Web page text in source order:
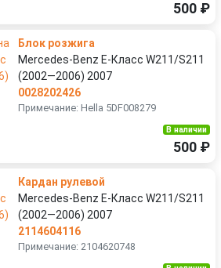
500 ₽
Блок розжига
Mercedes-Benz E-Класс W211/S211
(2002—2006) 2007
0028202426
Примечание: Hella 5DF008279
В наличии
500 ₽
Кардан рулевой
Mercedes-Benz E-Класс W211/S211
(2002—2006) 2007
2114604116
Примечание: 2104620748